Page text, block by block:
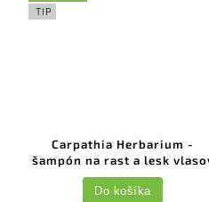
Carpathia Herbarium -
šampón na rast a lesk vlasov
Do košíka